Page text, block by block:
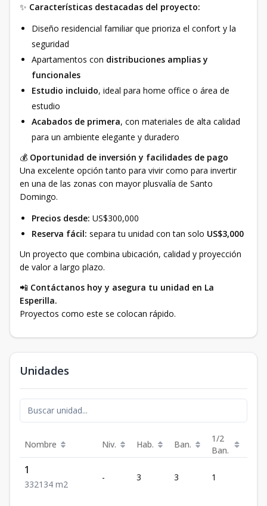
✨ Características destacadas del proyecto:
Diseño residencial familiar que prioriza el confort y la
seguridad
Apartamentos con distribuciones amplias y
funcionales
Estudio incluido, ideal para home office o área de
estudio
Acabados de primera, con materiales de alta calidad
para un ambiente elegante y duradero
💰 Oportunidad de inversión y facilidades de pago
Una excelente opción tanto para vivir como para invertir
en una de las zonas con mayor plusvalía de Santo
Domingo.
Precios desde: US$300,000
Reserva fácil: separa tu unidad con tan solo US$3,000
Un proyecto que combina ubicación, calidad y proyección
de valor a largo plazo.
📲 Contáctanos hoy y asegura tu unidad en La
Esperilla.
Proyectos como este se colocan rápido.
Unidades
Nombre Niv. Hab. Ban.
1/2
Ban.
1
332134 m2
- 3 3 1